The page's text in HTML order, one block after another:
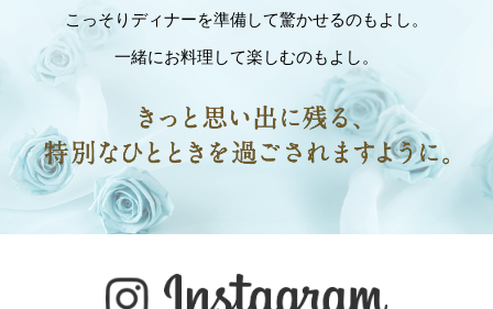
こっそりディナーを準備して驚かせるのもよし。
一緒にお料理して楽しむのもよし。